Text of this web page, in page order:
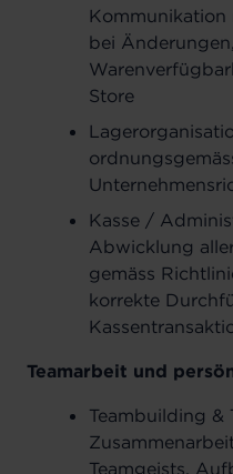
Kommunikation
bei
Store
Kasse /
Abwicklung
gemäss
korrekte
Teamarbeit und
Teambuilding &
Teamgeists,